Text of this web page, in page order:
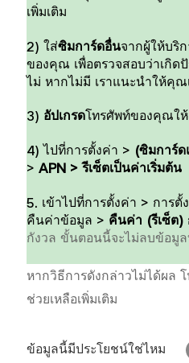
เพิ่มเติม
2)ใส่ซิมการ์ดอื่นจากผู้ให้บริ
ของคุณ เพื่อตรวจสอบว่าเกิ
ไม่ หากไม่มี เราแนะนำให้คุ
3) อัปเกรดโทรศัพท์ของคุณให้
4)ไปที่การตั้งค่า > (ซิมการ์
>APN >รีเซ็ตเป็นค่าเริ่มต้น
5. เข้าไปที่การตั้งค่า > การตั้
คืนค่าข้อมูล > คืนค่า (รีเซ็ต)
กังวล ขั้นตอนนี้จะไม่ลบข้อมู
หากวิธีการดังกล่าวไม่ได้ผล
ช่วยเหลือเพิ่มเติม
ข้อมูลนี้มีประโยชน์ใช่ไหม